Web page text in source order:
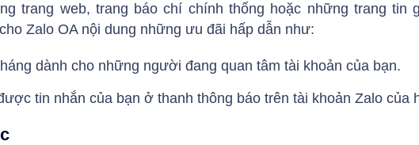
trang web, trang báo chí chính thống hoặc những trang tin
Zalo OA nội dung những ưu đãi hấp dẫn như:
dành cho những người đang quan tâm tài khoản của bạn.
tin nhắn của bạn ở thanh thông báo trên tài khoản Zalo của